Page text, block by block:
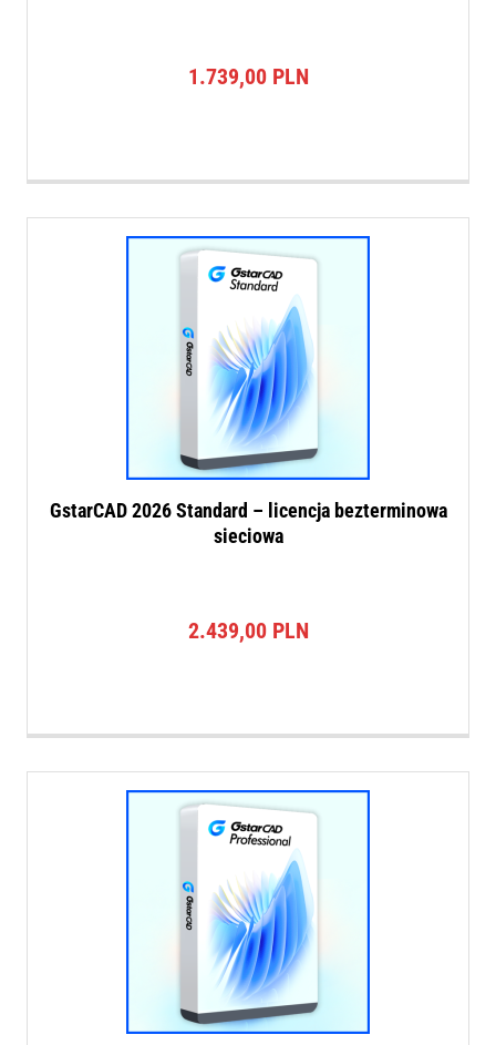
1.739,00 PLN
GstarCAD 2026 Standard – licencja bezterminowa
sieciowa
2.439,00 PLN